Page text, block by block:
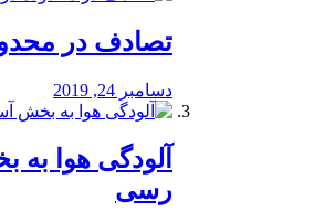
تصادف در
دسامبر 24, 2019
آلودگی هوا
رسی